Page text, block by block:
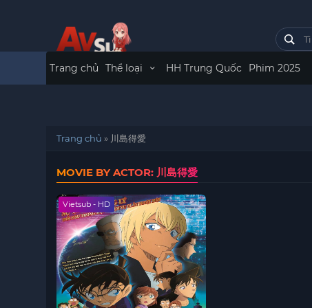
Trang chủ Thể loại HH Trung Quốc Phim 2025
Trang chủ » 川島得愛
MOVIE BY ACTOR: 川島得愛
Vietsub - HD